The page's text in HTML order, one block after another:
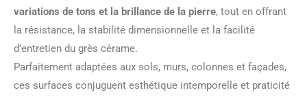
variations de tons et la brillance de la pierre, tout en offrant
la résistance, la stabilité dimensionnelle et la facilité
d’entretien du grès cérame.
Parfaitement adaptées aux sols, murs, colonnes et façades,
ces surfaces conjuguent esthétique intemporelle et praticité